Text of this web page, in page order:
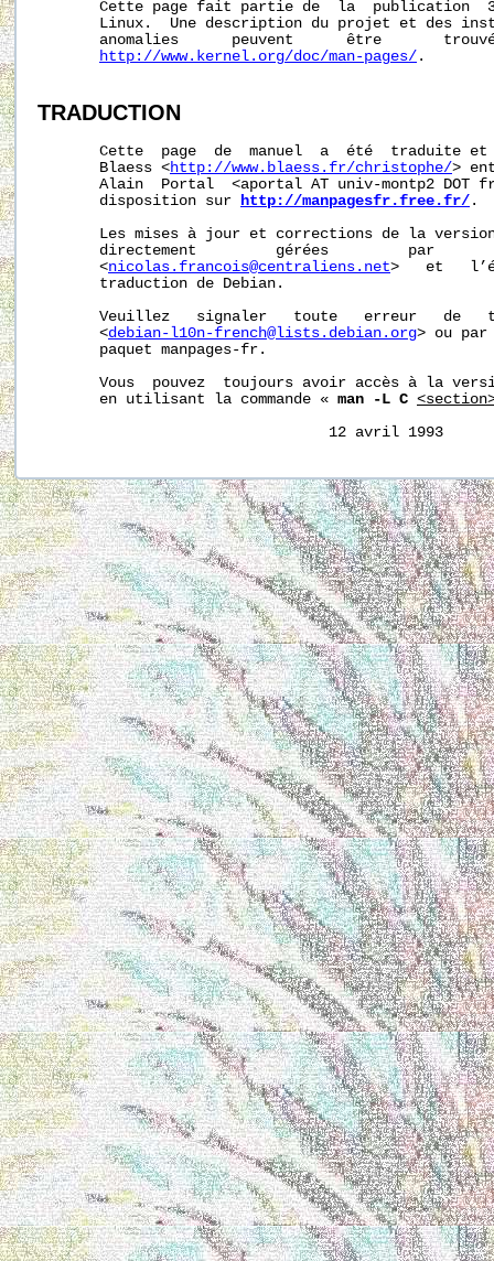
Cette page fait partie de  la  publication
Linux.  Une description du projet et des
anomalies      peuvent      être
http://www.kernel.org/doc/man-pages/ .
TRADUCTION
Cette  page  de  manuel  a  été  traduite
       Blaess <
http://www.blaess.fr/christophe/>
Alain  Portal  <aportal AT univ-montp2 DOT
       disposition sur
http://manpagesfr.free.fr/ .
Les mises à jour et corrections de la
directement         gérées         par
       <
nicolas.francois@centraliens.net>   et
       traduction de Debian.
Veuillez   signaler   toute   erreur   de
       <
debian-l10n-french@lists.debian.org> ou par
       paquet manpages-fr.
Vous  pouvez  toujours avoir accès à la
       en utilisant la commande «
man -L C